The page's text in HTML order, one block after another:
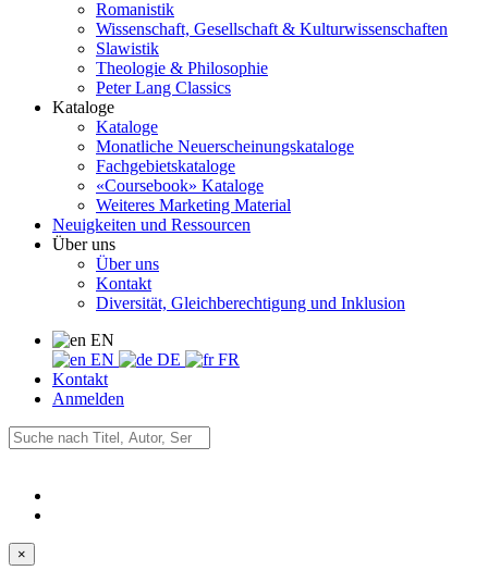
Romanistik
Wissenschaft, Gesellschaft & Kulturwissenschaften
Slawistik
Theologie & Philosophie
Peter Lang Classics
Kataloge
Kataloge
Monatliche Neuerscheinungskataloge
Fachgebietskataloge
«Coursebook» Kataloge
Weiteres Marketing Material
Neuigkeiten und Ressourcen
Über uns
Über uns
Kontakt
Diversität, Gleichberechtigung und Inklusion
EN
EN
DE
FR
Kontakt
Anmelden
×